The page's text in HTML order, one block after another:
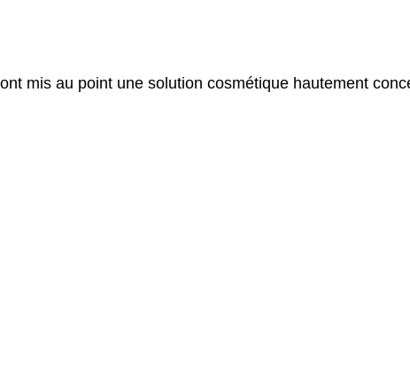
mis au point une solution cosmétique hautement